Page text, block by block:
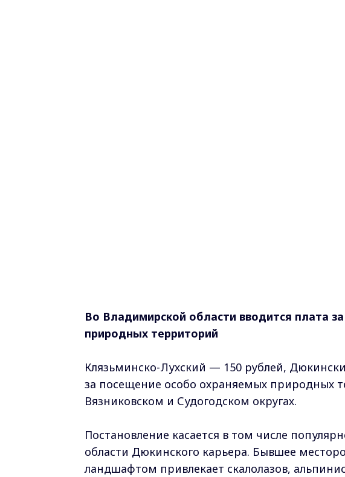
Во Владимирской области вводится плата
природных территорий
Клязьминско-Лухский — 150 рублей,
за посещение особо охраняемых природных
Вязниковском и Судогодском округах.
Постановление касается в том числе
области Дюкинского карьера. Бывшее
ландшафтом привлекает скалолазов,